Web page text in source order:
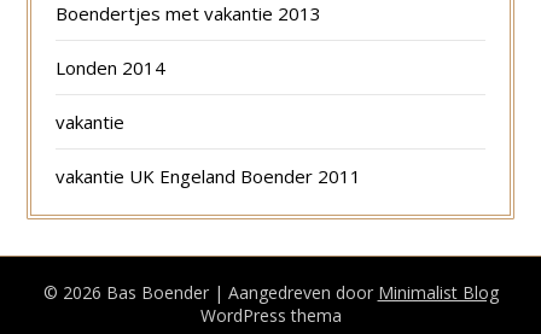
Boendertjes met vakantie 2013
Londen 2014
vakantie
vakantie UK Engeland Boender 2011
© 2026 Bas Boender | Aangedreven door Minimalist Blog
WordPress thema